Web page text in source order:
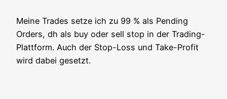
Mei­ne Trades set­ze ich zu 99 % als Pen­ding
Orders, dh als buy oder sell stop in der Tra­ding-
Platt­form. Auch der Stop-Loss und Take-Pro­fit
wird dabei gesetzt.